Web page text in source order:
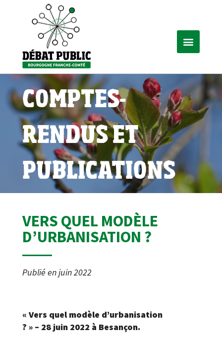
COMPTES-
RENDUS ET
PUBLICATIONS
VERS QUEL MODÈLE
D’URBANISATION ?
Publié enjuin 2022
« Vers quel modèle d’urbanisation
? » – 28 juin 2022 à Besançon.